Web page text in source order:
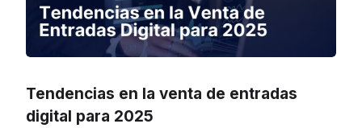
Tendencias en la venta de entradas
digital para 2025